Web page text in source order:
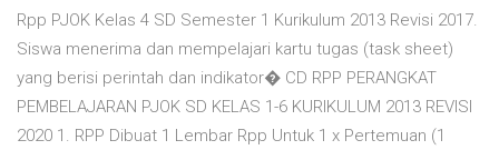
Rpp PJOK Kelas 4 SD Semester 1 Kurikulum 2013 Revisi 2017.
Siswa menerima dan mempelajari kartu tugas (task sheet)
yang berisi perintah dan indikator� CD RPP PERANGKAT
PEMBELAJARAN PJOK SD KELAS 1-6 KURIKULUM 2013 REVISI
2020 1. RPP Dibuat 1 Lembar Rpp Untuk 1 x Pertemuan (1